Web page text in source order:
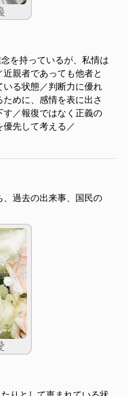
を持っているが、私情は
親者であっても他者と
る状態／判断力に優れ
めに、感情を表に出さ
／報復ではなく正義の
先して考える／
過去の出来事、国民の